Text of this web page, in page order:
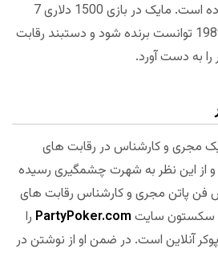
میلیون و 400 هزار دلار بوده است. مایک در بازی 1500 دلاری 7
کارت stud split در سال 1989 توانست برنده شود و دستبند رقابت
به دست آورد.
مجری و کارشناس در رقابت های
از این نظر به شهرت چشمگیری رسیده
فن پاتن مجری و کارشناس رقابت های
سکستون سایت PartyPoker.com را
آنلاین است. در ضمن او از نوشتن در